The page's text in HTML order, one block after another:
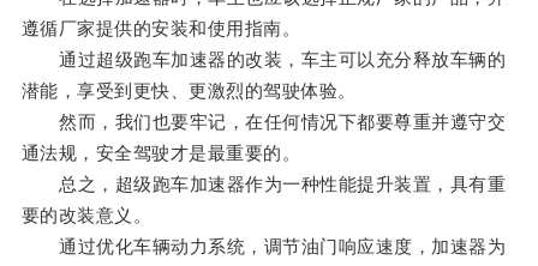
遵循厂家提供的安装和使用指南。
通过超级跑车加速器的改装，车主可以充分释放车辆的
潜能，享受到更快、更激烈的驾驶体验。
然而，我们也要牢记，在任何情况下都要尊重并遵守交
通法规，安全驾驶才是最重要的。
总之，超级跑车加速器作为一种性能提升装置，具有重
要的改装意义。
通过优化车辆动力系统，调节油门响应速度，加速器为